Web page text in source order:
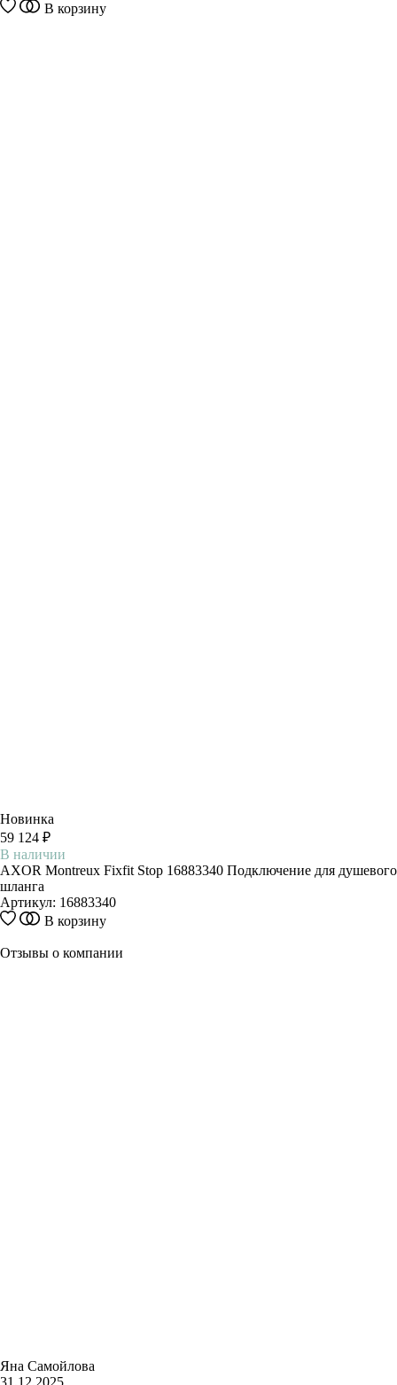
В корзину
Новинка
59 124 ₽
В наличии
AXOR Montreux Fixfit Stop 16883340 Подключение для душевого
шланга
Артикул: 16883340
В корзину
Отзывы о компании
Яна Самойлова
31.12.2025